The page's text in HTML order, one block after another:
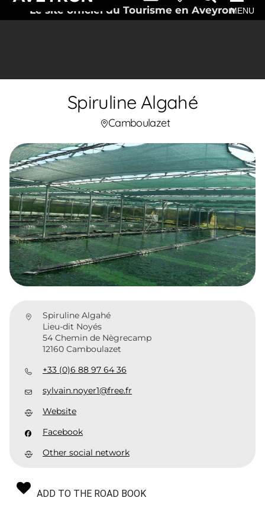
Le site officiel du Tourisme en AveyronMENU
Spiruline Algahé
Camboulazet
Spiruline Algahé
Lieu-dit Noyés
54 Chemin de Nègrecamp
12160 Camboulazet
+33 (0)6 88 97 64 36
sylvain.noyer1@free.fr
Website
Facebook
Other social network
ADD TO THE ROAD BOOK